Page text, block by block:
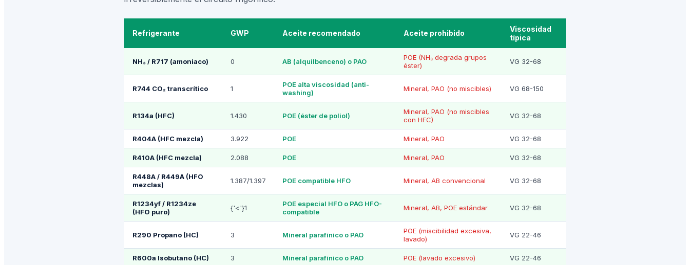
Refrigerante GWP Aceite recomendado Aceite prohibido
Viscosidad
típica
NH₃ / R717 (amoniaco) 0 AB (alquilbenceno) o PAO
POE (NH₃ degrada grupos
éster)
VG 32-68
R744 CO₂ transcrítico 1
POE alta viscosidad (anti-
washing)
Mineral, PAO (no miscibles) VG 68-150
R134a (HFC) 1.430 POE (éster de poliol)
Mineral, PAO (no miscibles
con HFC)
VG 32-68
R404A (HFC mezcla) 3.922 POE Mineral, PAO VG 32-68
R410A (HFC mezcla) 2.088 POE Mineral, PAO VG 32-68
R448A / R449A (HFO
mezclas)
1.387/1.397 POE compatible HFO Mineral, AB convencional VG 32-68
R1234yf / R1234ze
(HFO puro)
{'<'}1
POE especial HFO o PAG HFO-
compatible
Mineral, AB, POE estándar VG 32-68
R290 Propano (HC) 3 Mineral parafínico o PAO
POE (miscibilidad excesiva,
lavado)
VG 22-46
R600a Isobutano (HC) 3 Mineral parafínico o PAO POE (lavado excesivo) VG 22-46